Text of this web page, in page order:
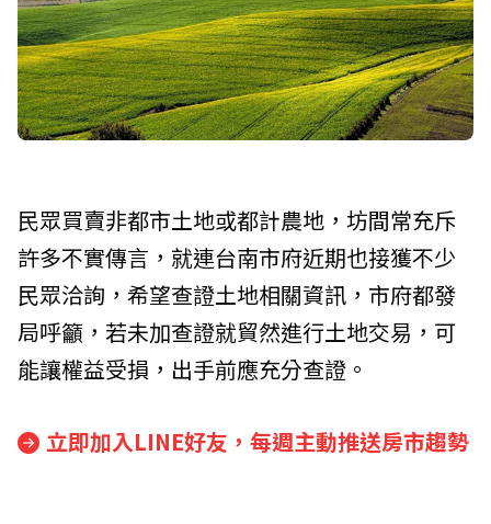
民眾買賣非都市土地或都計農地，坊間常充斥
許多不實傳言，就連台南市府近期也接獲不少
民眾洽詢，希望查證土地相關資訊，市府都發
局呼籲，若未加查證就貿然進行土地交易，可
能讓權益受損，出手前應充分查證。
立即加入LINE好友，每週主動推送房市趨勢